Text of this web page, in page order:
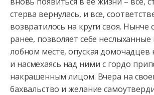
стерва вернулась, и все,
возвратилось на круги своя. Нынче
ранее, позволяет себе
лобном месте, опуская домочадцев
и насмехаясь над ними с гордо
накрашенным лицом. Вчера на
бахвальство и желание